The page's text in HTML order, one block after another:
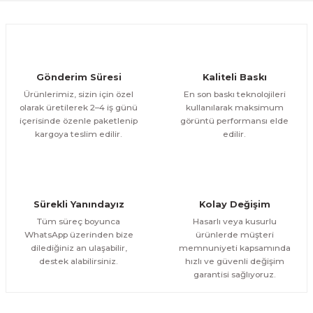
Eskitme Detaylı Mavi Ekru Çiçek 3 Parça Pleksi Aynalı Tablo
1.000,00 TL
800,00 TL
ÜRÜNÜ İNCELE
%13
800,00 TL %13
Evinemoda
Gönderim Süresi
Ürünlerimiz, sizin için özel
olarak üretilerek 2–4 iş günü
içerisinde özenle paketlenip
kargoya teslim edilir.
Kaliteli Baskı
En son baskı teknolojileri
kullanılarak maksimum
görüntü performansı elde
edilir.
Sürekli Yanındayız
Tüm süreç boyunca
WhatsApp üzerinden bize
dilediğiniz an ulaşabilir,
destek alabilirsiniz.
Kolay Değişim
Hasarlı veya kusurlu
ürünlerde müşteri
memnuniyeti kapsamında
hızlı ve güvenli değişim
garantisi sağlıyoruz.